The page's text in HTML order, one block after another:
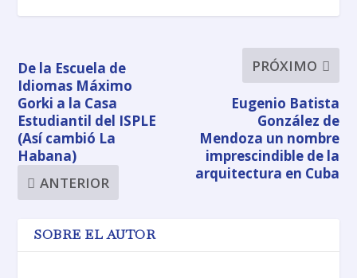
De la Escuela de
Idiomas Máximo
Gorki a la Casa
Estudiantil del ISPLE
(Así cambió La
Habana)
ANTERIOR
PRÓXIMO
Eugenio Batista
González de
Mendoza un nombre
imprescindible de la
arquitectura en Cuba
SOBRE EL AUTOR